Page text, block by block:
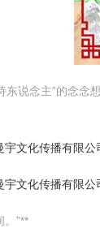
东说念主”的念
宇文化传播有限公
宇文化传播有限公
。”**